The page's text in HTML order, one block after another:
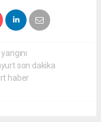
son dakika
haber